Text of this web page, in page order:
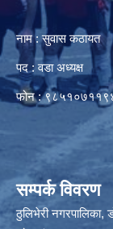
नाम : सुवास कठायत
पद : वडा अध्यक्ष
फोन :
सम्पर्क विवरण
ठुलिभेरी नगरपालिका,